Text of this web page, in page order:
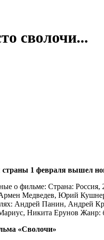
сволочи...
страны 1 февраля вышел
о фильме: Страна:
Медведев, Юрий
Андрей Панин, Андрей
Никита Ерунов Жанр:
«Сволочи»